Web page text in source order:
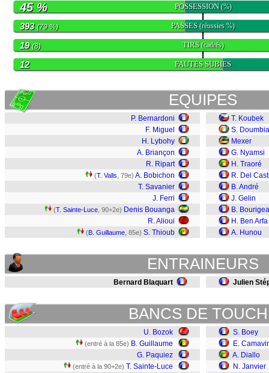
POSSESSION(%)
45 %
PASSES(réussies %)
393(79 %)
TIRS(cadrés)
19(8)
FAUTES SUBIES
12
EQUIPES
P. Bernardoni
F. Miguel
H. Lybohy
A. Briançon
R. Ripart
(T. Valls , 79e) A. Bobichon
T. Savanier
J. Ferri
(T. Sainte-Luce , 90+2e) Denis Bouanga
R. Alioui
(B. Guillaume , 85e) S. Thioub
T. Koubek
S. Doumbia
Mexer
G. Nyamsi
H. Traoré
R. Del
B. André
J. Gelin
B.
H. Ben Arfa
A. Hunou
ENTRAINEURS
Bernard Blaquart Julien
BANCS DE
U. Bozok
(entré à la 85e) B. Guillaume
G. Paquiez
(entré à la 90+2e) T. Sainte-Luce
S. Boey
E.
A. Diallo
N. Janvier